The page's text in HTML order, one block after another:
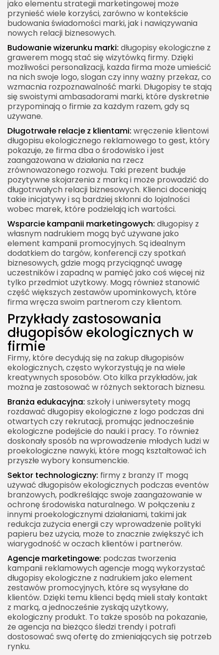
jako elementu strategii marketingowej może
przynieść wiele korzyści, zarówno w kontekście
budowania świadomości marki, jak i nawiązywania
nowych relacji biznesowych.
Budowanie wizerunku marki: długopisy ekologiczne z
grawerem mogą stać się wizytówką firmy. Dzięki
możliwości personalizacji, każda firma może umieścić
na nich swoje logo, slogan czy inny ważny przekaz, co
wzmacnia rozpoznawalność marki. Długopisy te stają
się swoistymi ambasadorami marki, które dyskretnie
przypominają o firmie za każdym razem, gdy są
używane.
Długotrwałe relacje z klientami: wręczenie klientowi
długopisu ekologicznego reklamowego to gest, który
pokazuje, że firma dba o środowisko i jest
zaangażowana w działania na rzecz
zrównoważonego rozwoju. Taki prezent buduje
pozytywne skojarzenia z marką i może prowadzić do
długotrwałych relacji biznesowych. Klienci doceniają
takie inicjatywy i są bardziej skłonni do lojalności
wobec marek, które podzielają ich wartości.
Wsparcie kampanii marketingowych: długopisy z
własnym nadrukiem mogą być używane jako
element kampanii promocyjnych. Są idealnym
dodatkiem do targów, konferencji czy spotkań
biznesowych, gdzie mogą przyciągnąć uwagę
uczestników i zapadną w pamięć jako coś więcej niż
tylko przedmiot użytkowy. Mogą również stanowić
część większych zestawów upominkowych, które
firma wręcza swoim partnerom czy klientom.
Przykłady zastosowania
długopisów ekologicznych w
firmie
Firmy, które decydują się na zakup długopisów
ekologicznych, często wykorzystują je na wiele
kreatywnych sposobów. Oto kilka przykładów, jak
można je zastosować w różnych sektorach biznesu.
Branża edukacyjna: szkoły i uniwersytety mogą
rozdawać długopisy ekologiczne z logo podczas dni
otwartych czy rekrutacji, promując jednocześnie
ekologiczne podejście do nauki i pracy. To również
doskonały sposób na wprowadzenie młodych ludzi w
proekologiczne nawyki, które mogą kształtować ich
przyszłe wybory konsumenckie.
Sektor technologiczny: firmy z branży IT mogą
używać długopisów ekologicznych podczas eventów
branżowych, podkreślając swoje zaangażowanie w
ochronę środowiska naturalnego. W połączeniu z
innymi proekologicznymi działaniami, takimi jak
redukcja zużycia energii czy wprowadzenie polityki
papieru bez użycia, może to znacznie zwiększyć ich
wiarygodność w oczach klientów i partnerów.
Agencje marketingowe: podczas tworzenia
kampanii reklamowych agencje mogą wykorzystać
długopisy ekologiczne z nadrukiem jako element
zestawów promocyjnych, które są wysyłane do
klientów. Dzięki temu klienci będą mieli stały kontakt
z marką, a jednocześnie zyskają użytkowy,
ekologiczny produkt. To także sposób na pokazanie,
że agencja na bieżąco śledzi trendy i potrafi
dostosować swą ofertę do zmieniających się potrzeb
rynku.